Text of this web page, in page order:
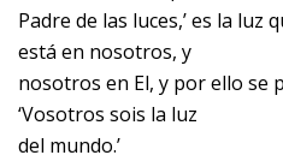
Padre de las luces,’ es la luz
está en nosotros, y
nosotros en El, y por ello se
‘Vosotros sois la luz
del mundo.’